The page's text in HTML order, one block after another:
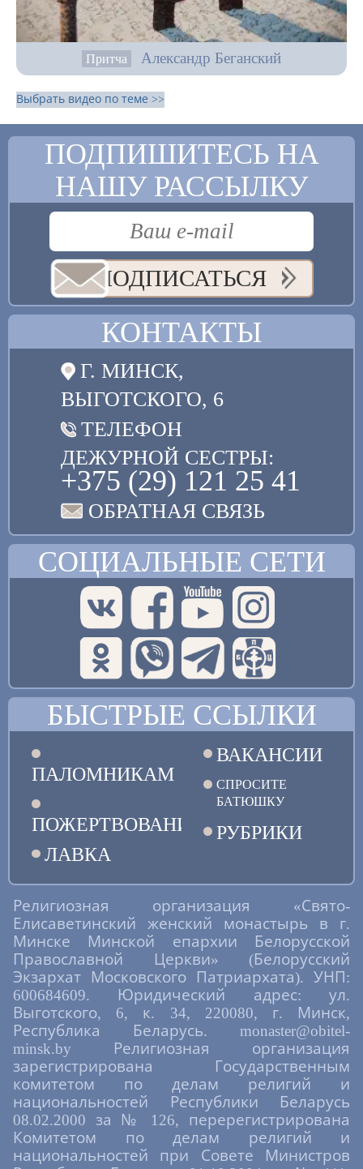
Притча Александр Беганский
Выбрать видео по теме >>
ПОДПИШИТЕСЬ НА
НАШУ РАССЫЛКУ
ПОДПИСАТЬСЯ
КОНТАКТЫ
Г. МИНСК,
ВЫГОТСКОГО, 6
ТЕЛЕФОН
ДЕЖУРНОЙ СЕСТРЫ:
+375 (29) 121 25 41
ОБРАТНАЯ СВЯЗЬ
СОЦИАЛЬНЫЕ СЕТИ
БЫСТРЫЕ ССЫЛКИ
ПАЛОМНИКАМ
ПОЖЕРТВОВАНИЯ
ЛАВКА
ВАКАНСИИ
СПРОСИТЕ
БАТЮШКУ
РУБРИКИ
Религиозная организация «Свято-
Елисаветинский женский монастырь в г.
Минске Минской епархии Белорусской
Православной Церкви» (Белорусский
Экзархат Московского Патриархата). УНП:
600684609. Юридический адрес: ул.
Выготского, 6, к. 34, 220080, г. Минск,
Республика Беларусь. monaster@obitel-
minsk.by Религиозная организация
зарегистрирована Государственным
комитетом по делам религий и
национальностей Республики Беларусь
08.02.2000 за № 126, перерегистрирована
Комитетом по делам религий и
национальностей при Совете Министров